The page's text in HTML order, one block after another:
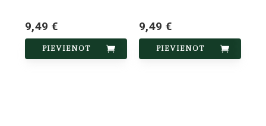
9,49 €
PIEVIENOT
9,49 €
PIEVIENOT